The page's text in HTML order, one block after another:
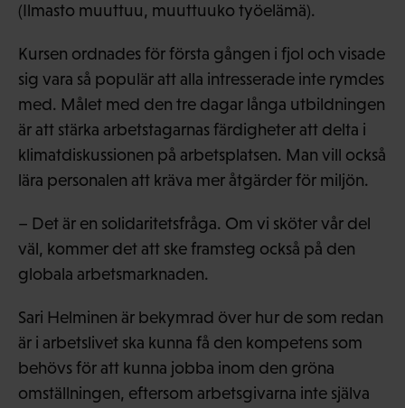
(Ilmasto muuttuu, muuttuuko työelämä).
Kursen ordnades för första gången i fjol och visade
sig vara så populär att alla intresserade inte rymdes
med. Målet med den tre dagar långa utbildningen
är att stärka arbetstagarnas färdigheter att delta i
klimatdiskussionen på arbetsplatsen. Man vill också
lära personalen att kräva mer åtgärder för miljön.
– Det är en solidaritetsfråga. Om vi sköter vår del
väl, kommer det att ske framsteg också på den
globala arbetsmarknaden.
Sari Helminen är bekymrad över hur de som redan
är i arbetslivet ska kunna få den kompetens som
behövs för att kunna jobba inom den gröna
omställningen, eftersom arbetsgivarna inte själva